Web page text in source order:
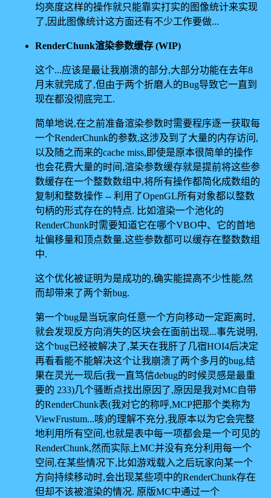
均亮度这样的操作就只能靠实打实的图像统计来实现
了,因此图像统计这方面还有不少工作要做...
RenderChunk渲染参数缓存 (WIP)
这个...应该是最让我崩溃的部分,大部分功能在去年8
月末就完成了,但由于两个折磨人的Bug导致它一直到
现在都没彻底完工.
简单地说,在之前准备渲染参数时需要程序逐一获取每
一个RenderChunk的参数,这涉及到了大量的内存访问,
以及随之而来的cache miss,即使是原本很简单的操作
也会花费大量的时间,渲染参数缓存就是提前将这些参
数缓存在一个整数数组中,将所有操作都简化成数组的
复制和整数操作 -- 利用了OpenGL所有对象都以整数
句柄的形式存在的特点. 比如渲染一个池化的
RenderChunk时需要知道它在哪个VBO中、它的首地
址偏移量和顶点数量,这些参数都可以缓存在整数数组
中.
这个优化被证明为是成功的,确实能提高不少性能,然
而却带来了两个新bug.
第一个bug是当玩家向任意一个方向移动一定距离时,
就会发现反方向消失的区块会在面前出现...事先说明,
这个bug已经被解决了,某天在我肝了几宿HOI4后决定
再看看能不能解决这个让我崩溃了两个多月的bug,结
果在灵光一现后(我一直笃信debug的时候灵感是最重
要的 233)几个骚断点找出原因了,原因是我对MC自带
的RenderChunk表(我对它的称呼,MCP把那个类称为
ViewFrustum...咳)的理解不充分,我原本以为它会完整
地利用所有空间,也就是表中每一项都会是一个可见的
RenderChunk,然而实际上MC并没有充分利用每一个
空间,在某些情况下,比如游戏载入之后玩家向某一个
方向持续移动时,会出现某些项中的RenderChunk存在
但却不该被渲染的情况. 原版MC中通过一个